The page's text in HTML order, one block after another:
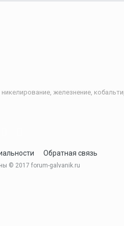
железнение,
Обратная связь
© 2017 forum-galvanik.ru